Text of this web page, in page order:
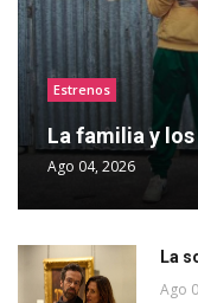
Estrenos
La familia y
Ago 04, 2026
La
Ago